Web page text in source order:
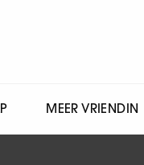
MEER VRIENDIN